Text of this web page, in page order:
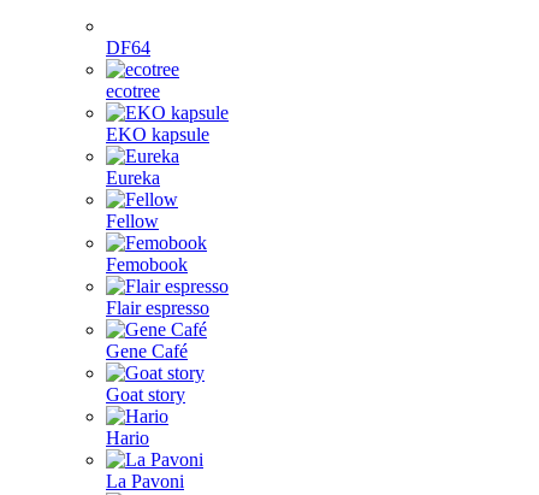
DF64
ecotree
EKO kapsule
Eureka
Fellow
Femobook
Flair espresso
Gene Café
Goat story
Hario
La Pavoni